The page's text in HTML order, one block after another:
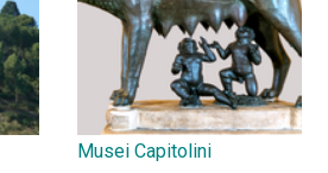
Musei Capitolini